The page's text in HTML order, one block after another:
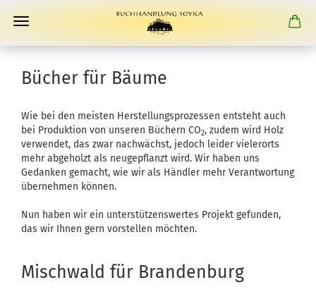
Bücher für Bäume
Wie bei den meisten Herstellungsprozessen entsteht auch
bei Produktion von unseren Büchern CO2, zudem wird Holz
verwendet, das zwar nachwächst, jedoch leider vielerorts
mehr abgeholzt als neugepflanzt wird. Wir haben uns
Gedanken gemacht, wie wir als Händler mehr Verantwortung
übernehmen können.
Nun haben wir ein unterstützenswertes Projekt gefunden,
das wir Ihnen gern vorstellen möchten.
Mischwald für Brandenburg